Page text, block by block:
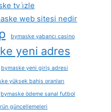
tv i̇zle
web sitesi nedir
bymaske yabancı casino
yeni adres
bymaske yeni giriş adresi
yüksek bahis oranları
bymaske ödeme sanal futbol
güncellemeleri